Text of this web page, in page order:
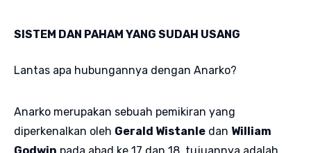
SISTEM DAN PAHAM YANG SUDAH USANG
Lantas apa hubungannya dengan Anarko?
Anarko merupakan sebuah pemikiran yang
diperkenalkan oleh Gerald Wistanle dan William